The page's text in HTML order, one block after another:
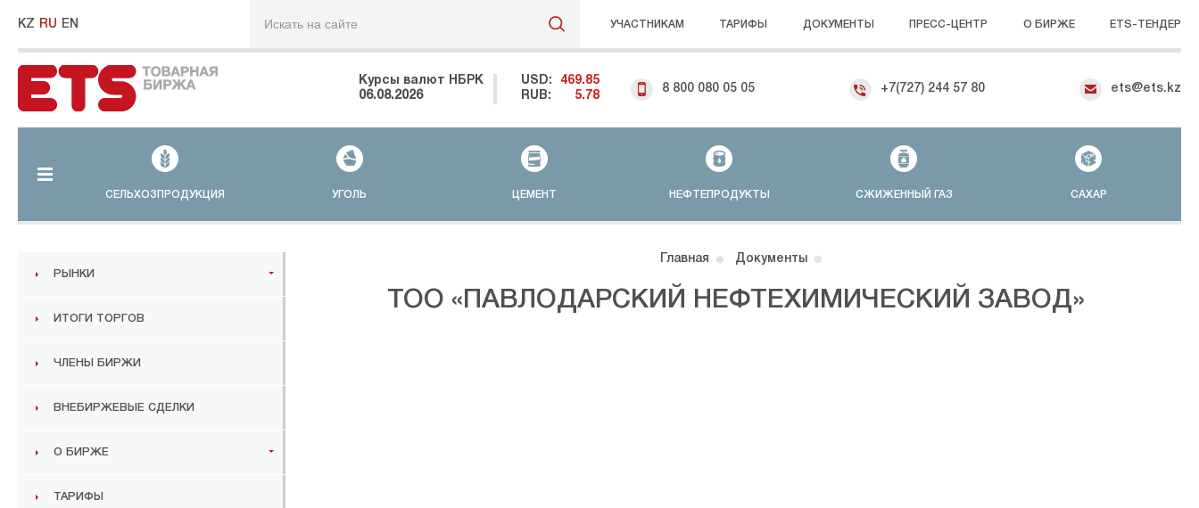
KZ RU EN УЧАСТНИКАМ ТАРИФЫ ДОКУМЕНТЫ ПРЕСС-ЦЕНТР О БИРЖЕ ETS-ТЕНДЕР
Курсы валют НБРК
06.08.2026
USD:
469.85
RUB:
5.78
8 800 080 05 05 +7(727) 244 57 80 ets@ets.kz
СЕЛЬХОЗПРОДУКЦИЯ УГОЛЬ ЦЕМЕНТ НЕФТЕПРОДУКТЫ СЖИЖЕННЫЙ ГАЗ САХАР
РЫНКИ
ИТОГИ ТОРГОВ
ЧЛЕНЫ БИРЖИ
ВНЕБИРЖЕВЫЕ СДЕЛКИ
О БИРЖЕ
ТАРИФЫ
Главная Документы
ТОО «ПАВЛОДАРСКИЙ НЕФТЕХИМИЧЕСКИЙ ЗАВОД»